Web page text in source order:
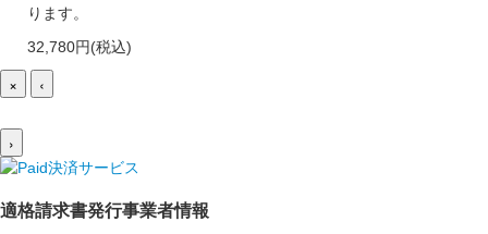
ります。
32,780円(税込)
× ‹
›
適格請求書発行事業者情報